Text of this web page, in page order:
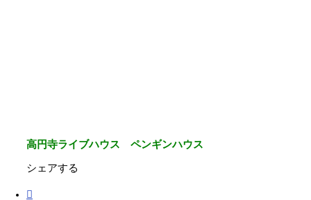
高円寺ライブハウス ペンギンハウス
シェアする